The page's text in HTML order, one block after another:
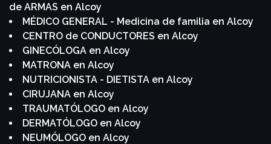
de ARMAS en Alcoy
MÉDICO GENERAL - Medicina de familia en Alcoy
CENTRO de CONDUCTORES en Alcoy
GINECÓLOGA en Alcoy
MATRONA en Alcoy
NUTRICIONISTA - DIETISTA en Alcoy
CIRUJANA en Alcoy
TRAUMATÓLOGO en Alcoy
DERMATÓLOGO en Alcoy
NEUMÓLOGO en Alcoy